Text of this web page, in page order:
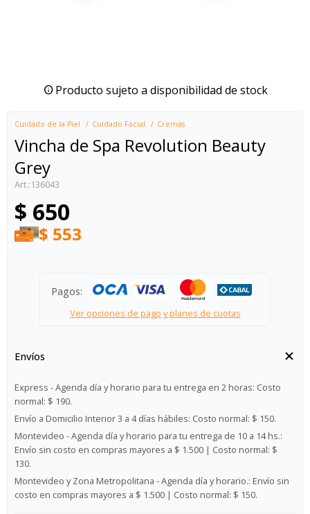
Producto sujeto a disponibilidad de stock
Cuidado de la Piel Cuidado Facial Cremas
Vincha de Spa Revolution Beauty
Grey
136043
$ 650
$ 553
Pagos:
Ver opciones de pago y planes de cuotas
Envíos
Express - Agenda día y horario para tu entrega en 2 horas: Costo
normal: $ 190.
Envío a Domicilio Interior 3 a 4 días hábiles: Costo normal: $ 150.
Montevideo - Agenda día y horario para tu entrega de 10 a 14 hs.:
Envío sin costo en compras mayores a $ 1.500 | Costo normal: $
130.
Montevideo y Zona Metropolitana - Agenda día y horario.: Envío sin
costo en compras mayores a $ 1.500 | Costo normal: $ 150.